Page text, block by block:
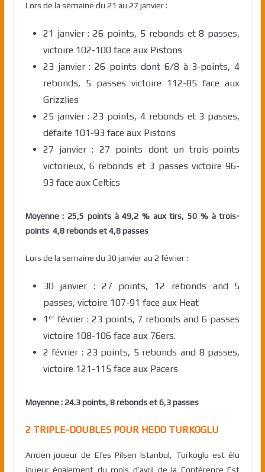
Lors de la semaine du 21 au 27 janvier :
21 janvier : 26 points, 5 rebonds et 8 passes,
victoire 102-100 face aux Pistons
23 janvier : 26 points dont 6/8 à 3-points, 4
rebonds, 5 passes victoire 112-85 face aux
Grizzlies
25 janvier : 23 points, 4 rebonds et 3 passes,
défaite 101-93 face aux Pistons
27 janvier : 27 points dont un trois-points
victorieux, 6 rebonds et 3 passes victoire 96-
93 face aux Celtics
Moyenne : 25,5 points à 49,2 % aux tirs, 50 % à trois-
points 4,8 rebonds et 4,8 passes
Lors de la semaine du 30 janvier au 2 février :
30 janvier : 27 points, 12 rebonds and 5
passes, victoire 107-91 face aux Heat
1 erfévrier : 23 points, 7 rebonds and 6 passes
victoire 108-106 face aux 76ers.
2 février : 23 points, 5 rebonds and 8 passes,
victoire 121-115 face aux Pacers
Moyenne : 24.3 points, 8 rebonds et 6,3 passes
2 TRIPLE-DOUBLES POUR HEDO TURKOGLU
Ancien joueur de Efes Pilsen Istanbul, Turkoglu est élu
joueur également du mois d’avril de la Conférence Est